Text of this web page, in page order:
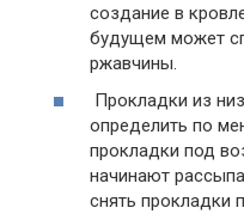
создание в
будущем может
ржавчины.
Прокладки из
определить по
прокладки под
начинают
снять прокладки